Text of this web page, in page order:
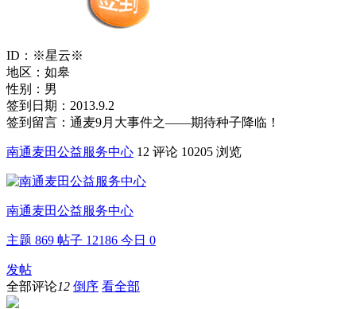
ID：※星云※
地区：如皋
性别：男
签到日期：2013.9.2
签到留言：通麦9月大事件之——期待种子降临！
南通麦田公益服务中心 12 评论 10205 浏览
南通麦田公益服务中心
主题 869 帖子 12186 今日 0
发帖
全部评论12 倒序 看全部